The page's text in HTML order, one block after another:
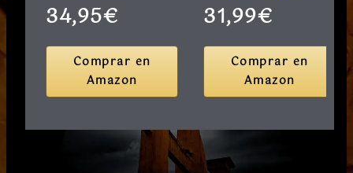
34,95€
Comprar en
Amazon
31,99€
Comprar en
Amazon